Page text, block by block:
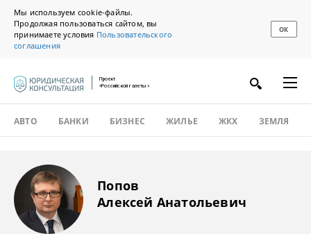
Мы используем cookie-файлы.
Продолжая пользоваться сайтом, вы
принимаете условия Пользовательского
соглашения
ОК
Проект
«Российской газеты»
АВТО БАНКИ БИЗНЕС ЖИЛЬЕ ЖКХ ЗЕМЛЯ
Попов
Алексей Анатольевич